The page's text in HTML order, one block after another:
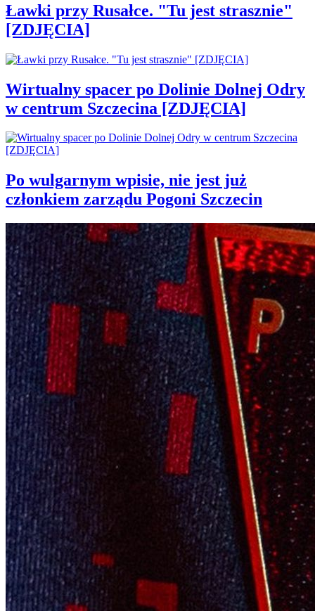
Ławki przy Rusałce. "Tu jest strasznie"
[ZDJĘCIA]
Wirtualny spacer po Dolinie Dolnej Odry
w centrum Szczecina [ZDJĘCIA]
Po wulgarnym wpisie, nie jest już
członkiem zarządu Pogoni Szczecin